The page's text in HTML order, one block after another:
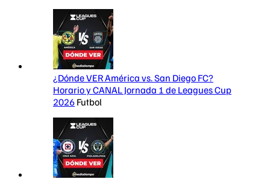
¿Dónde VER América vs. San Diego FC?
Horario y CANAL Jornada 1 de Leagues Cup
2026 Futbol